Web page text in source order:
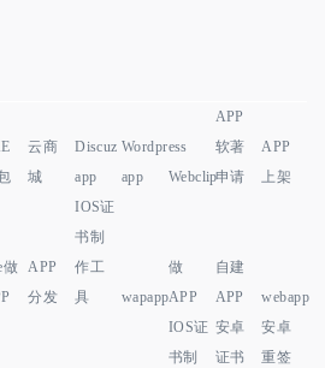
云商
城
Discuz
app
Wordpress
app
Webclip
APP
软著
申请
APP
上架
做 APP
分发
IOS证
书制
作工
具
wapapp
做
APP
自建
APP
webapp
IOS证
书制
安卓
证书
安卓
重签